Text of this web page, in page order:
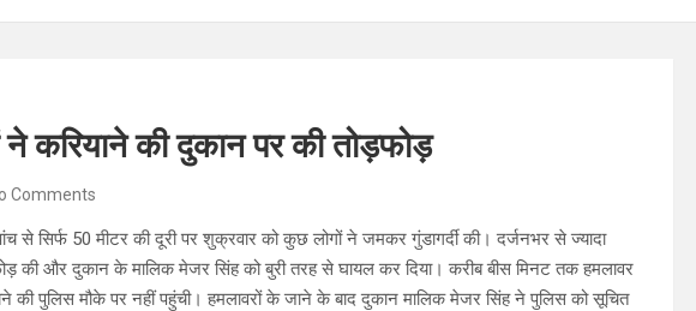
ने करियाने की दुकान पर की तोड़फोड़
Comments
से सिर्फ 50 मीटर की दूरी पर शुक्रवार को कुछ लोगों ने जमकर गुंडागर्दी की। दर्जनभर से ज्यादा
की और दुकान के मालिक मेजर सिंह को बुरी तरह से घायल कर दिया। करीब बीस मिनट तक हमलावर
की पुलिस मौके पर नहीं पहुंची। हमलावरों के जाने के बाद दुकान मालिक मेजर सिंह ने पुलिस को सूचित